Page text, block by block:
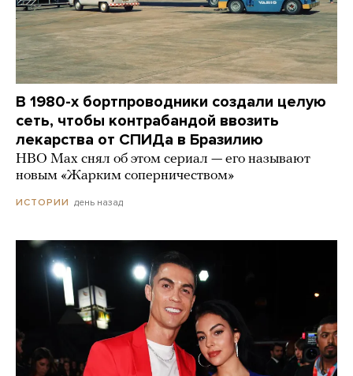
В 1980-х бортпроводники создали целую
сеть, чтобы контрабандой ввозить
лекарства от СПИДа в Бразилию
HBO Max снял об этом сериал — его называют
новым «Жарким соперничеством»
ИСТОРИИ день назад